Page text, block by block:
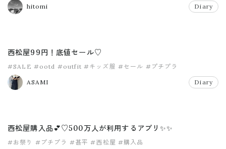
hitomi Diary
西松屋99円！底値セール♡
#SALE #ootd #outfit #キッズ服 #セール #プチプラ
ASAMI Diary
西松屋購入品💕♡500万人が利用するアプリ✨✨
#お祭り #プチプラ #甚平 #西松屋 #購入品